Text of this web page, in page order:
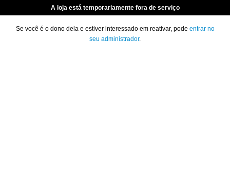
A loja está temporariamente fora de serviço
Se você é o dono dela e estiver interessado em reativar, pode entrar no
seu administrador.